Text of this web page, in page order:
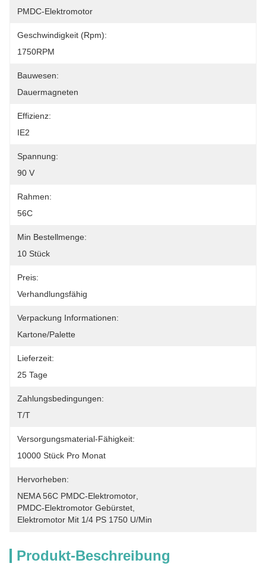
PMDC-Elektromotor
Geschwindigkeit (rpm):
1750RPM
Bauwesen:
Dauermagneten
Effizienz:
IE2
Spannung:
90 V
Rahmen:
56C
Min Bestellmenge:
10 Stück
Preis:
Verhandlungsfähig
Verpackung Informationen:
Kartone/Palette
Lieferzeit:
25 Tage
Zahlungsbedingungen:
T/T
Versorgungsmaterial-Fähigkeit:
10000 Stück Pro Monat
Hervorheben:
NEMA 56C PMDC-Elektromotor
PMDC-Elektromotor Gebürstet
Elektromotor Mit 1/4 PS 1750 U/min
Produkt-Beschreibung